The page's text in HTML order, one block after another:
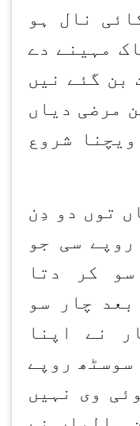
نال ہو
مہینے دے
بن گئے نیں
مرضی دیاں
شروع
توں دو دِن
روپے سی جو
کر دتا
چار سو
نے اپنا
سوسٹھ روپے
وی نہیں